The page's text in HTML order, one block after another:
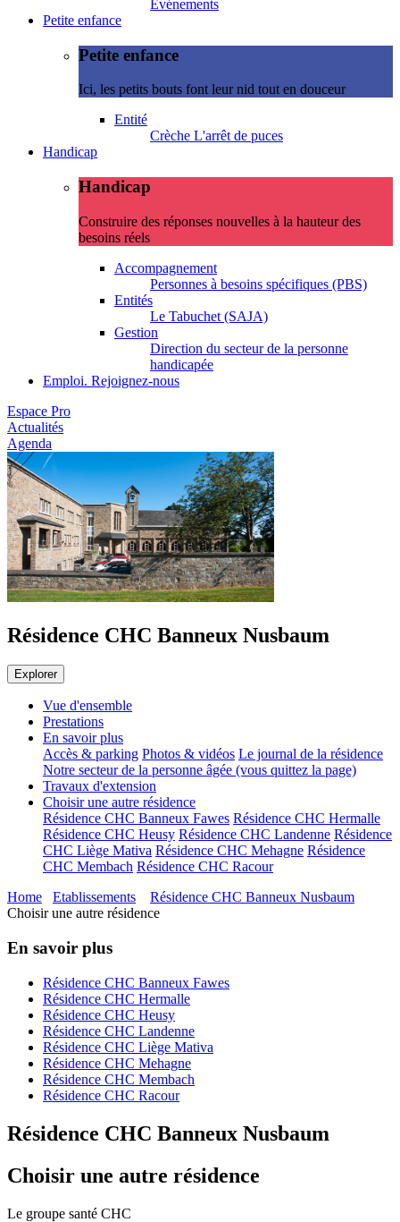
Evénements
Petite enfance
Petite enfance
Ici, les petits bouts font leur nid tout en douceur
Entité
Crèche L'arrêt de puces
Handicap
Handicap
Construire des réponses nouvelles à la hauteur des
besoins réels
Accompagnement
Personnes à besoins spécifiques (PBS)
Entités
Le Tabuchet (SAJA)
Gestion
Direction du secteur de la personne
handicapée
Emploi. Rejoignez-nous
Espace Pro
Actualités
Agenda
Résidence CHC Banneux Nusbaum
Explorer
Vue d'ensemble
Prestations
En savoir plus
Accès & parking Photos & vidéos Le journal de la résidence
Notre secteur de la personne âgée (vous quittez la page)
Travaux d'extension
Choisir une autre résidence
Résidence CHC Banneux Fawes Résidence CHC Hermalle
Résidence CHC Heusy Résidence CHC Landenne Résidence
CHC Liège Mativa Résidence CHC Mehagne Résidence
CHC Membach Résidence CHC Racour
Home
Etablissements
Résidence CHC Banneux Nusbaum
Choisir une autre résidence
En savoir plus
Résidence CHC Banneux Fawes
Résidence CHC Hermalle
Résidence CHC Heusy
Résidence CHC Landenne
Résidence CHC Liège Mativa
Résidence CHC Mehagne
Résidence CHC Membach
Résidence CHC Racour
Résidence CHC Banneux Nusbaum
Choisir une autre résidence
Le groupe santé CHC